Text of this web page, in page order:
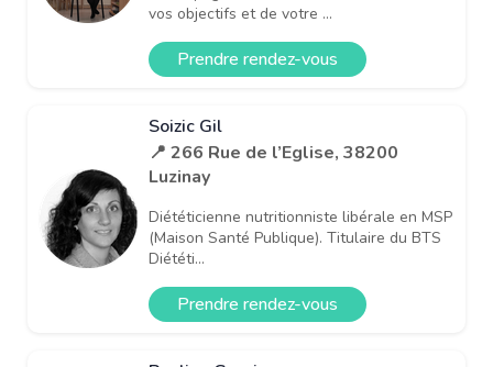
vos objectifs et de votre ...
Prendre rendez-vous
Soizic Gil
📍 266 Rue de l’Eglise, 38200
Luzinay
Diététicienne nutritionniste libérale en MSP
(Maison Santé Publique). Titulaire du BTS
Diététi...
Prendre rendez-vous